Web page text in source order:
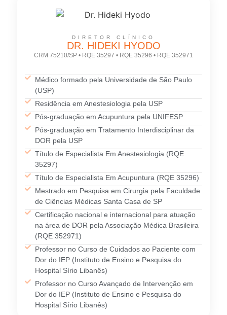
DIRETOR CLÍNICO
DR. HIDEKI HYODO
CRM 75210/SP • RQE 35297 • RQE 35296 • RQE 352971
Médico formado pela Universidade de São Paulo
(USP)
Residência em Anestesiologia pela USP
Pós-graduação em Acupuntura pela UNIFESP
Pós-graduação em Tratamento Interdisciplinar da
DOR pela USP
Título de Especialista Em Anestesiologia (RQE
35297)
Título de Especialista Em Acupuntura (RQE 35296)
Mestrado em Pesquisa em Cirurgia pela Faculdade
de Ciências Médicas Santa Casa de SP
Certificação nacional e internacional para atuação
na área de DOR pela Associação Médica Brasileira
(RQE 352971)
Professor no Curso de Cuidados ao Paciente com
Dor do IEP (Instituto de Ensino e Pesquisa do
Hospital Sírio Libanês)
Professor no Curso Avançado de Intervenção em
Dor do IEP (Instituto de Ensino e Pesquisa do
Hospital Sírio Libanês)